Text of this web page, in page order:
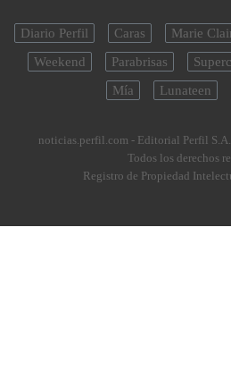
Diario Perfil Caras Marie
Weekend
Parabrisas
Mía
Lunateen
noticias.perfil.com - Editorial Perfil S.A.
Todos los derechos
Registro de Propiedad